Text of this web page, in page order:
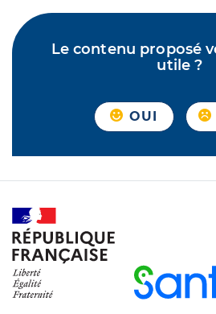
Le contenu proposé
utile ?
OUI